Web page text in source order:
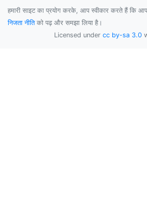
हमारी साइट का प्रयोग करके, आप स्वीकार करते हैं कि
निजता नीतिको पढ़ और समझा लिया है।
Licensed under cc by-sa 3.0